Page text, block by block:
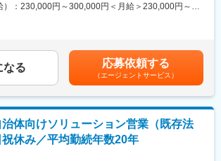
定企業として事業を展開しています。放送・通信・
ケーブルテレビは、ケーブルテレビを中心にインタ
定電話、スマートフォン、データセンター事業を展
着企業です。地域の情報インフラを支えながら通信
域DX推進にも取り組んでいます。経験を活かし、新
に挑戦しませんか。
会社の定める業務
ます。
ケージ販売における商品説明等の営業支援を行うと
ート顧客を対象に、顧客の課題解決を提案していく
とが出来るのも当ポジションの魅力です。
について：
ステム（自社パッケージソフト）：
化を目的に、地方公共団体の財務、起債、人事・
）：230,000円～300,000円＜月給＞230,000円～
)は固定手当を含めた表記です。
なる 応募依頼する
（エージェントサービス）
治体向けソリューション営業（既存法
休み／平均勤続年数20年